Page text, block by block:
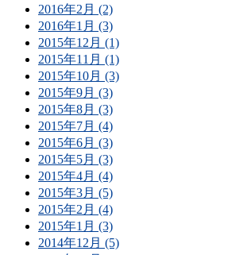
2016年2月 (2)
2016年1月 (3)
2015年12月 (1)
2015年11月 (1)
2015年10月 (3)
2015年9月 (3)
2015年8月 (3)
2015年7月 (4)
2015年6月 (3)
2015年5月 (3)
2015年4月 (4)
2015年3月 (5)
2015年2月 (4)
2015年1月 (3)
2014年12月 (5)